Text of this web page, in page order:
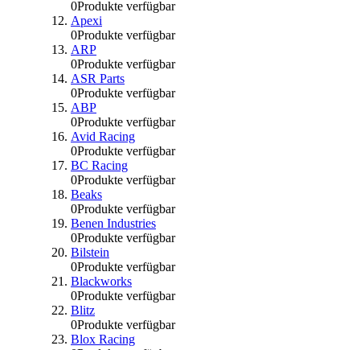
0Produkte verfügbar
Apexi
0Produkte verfügbar
ARP
0Produkte verfügbar
ASR Parts
0Produkte verfügbar
ABP
0Produkte verfügbar
Avid Racing
0Produkte verfügbar
BC Racing
0Produkte verfügbar
Beaks
0Produkte verfügbar
Benen Industries
0Produkte verfügbar
Bilstein
0Produkte verfügbar
Blackworks
0Produkte verfügbar
Blitz
0Produkte verfügbar
Blox Racing